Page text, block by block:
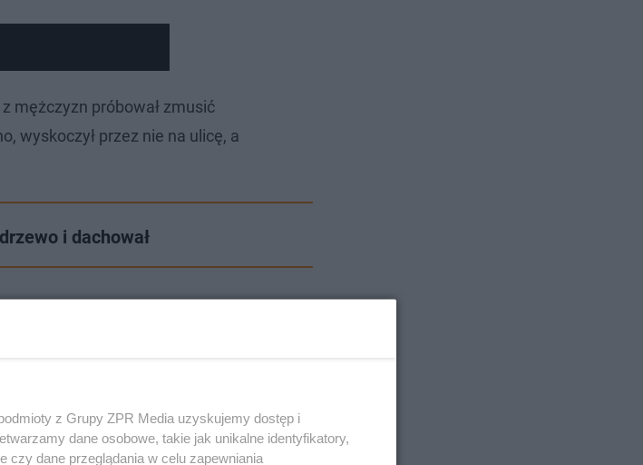
mężczyzn próbował zmusić
wyskoczył przez nie na ulicę, a
i dachował
z Grupy ZPR Media uzyskujemy dostęp i
dane osobowe, takie jak unikalne identyfikatory,
czy dane przeglądania w celu zapewniania